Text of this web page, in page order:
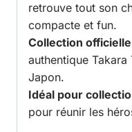
retrouve tout son
compacte et fun.
Collection
authentique
Japon.
Idéal pour
pour réunir les